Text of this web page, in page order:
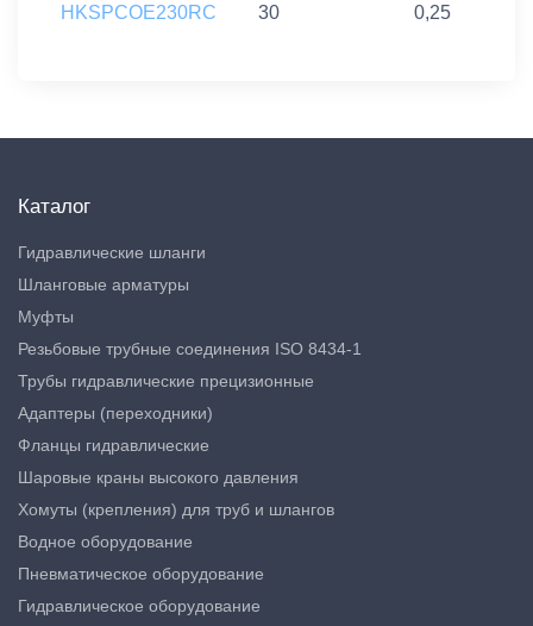
HKSPCOE230RC 30 0,25
Каталог
Гидравлические шланги
Шланговые арматуры
Муфты
Резьбовые трубные соединения ISO 8434-1
Трубы гидравлические прецизионные
Адаптеры (переходники)
Фланцы гидравлические
Шаровые краны высокого давления
Хомуты (крепления) для труб и шлангов
Водное оборудование
Пневматическое оборудование
Гидравлическое оборудование